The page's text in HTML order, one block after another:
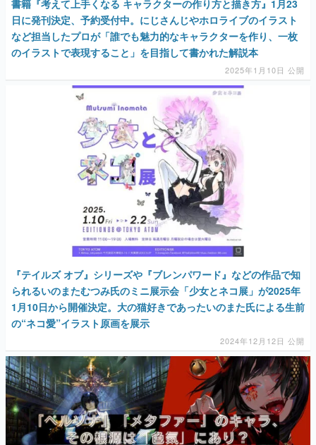
書籍『考えて上手くなる キャラクターの作り方と描き方』1月23
日に発刊決定、予約受付中。にじさんじやホロライブのイラスト
など担当したプロが「誰でも魅力的なキャラクターを作り、一枚
のイラストで表現すること」を目指して書かれた解説本
2025年1月10日 公開
『テイルズ オブ』シリーズや『ブレンパワード』などの作品で知
られるいのまたむつみ氏のミニ展示会「少女とネコ展」が2025年
1月10日から開催決定。大の猫好きであったいのまた氏による生前
の“ネコ愛”イラスト原画を展示
2024年12月12日 公開